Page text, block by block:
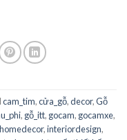
cam_tim,cửa_gỗ,decor,Gỗ
, gỗ_itt, gocam, gocamxe,
homedecor,interiordesign,